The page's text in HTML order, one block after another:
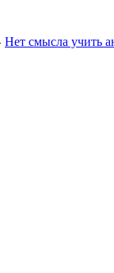
Нет смысла учить